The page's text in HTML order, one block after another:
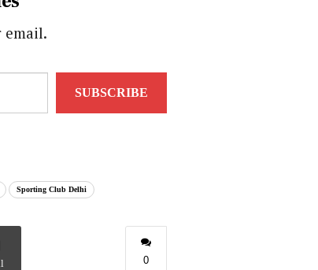
email.
SUBSCRIBE
Sporting Club Delhi
0